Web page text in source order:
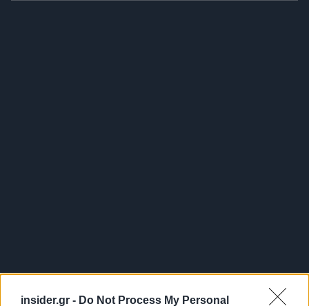
insider.gr - Do Not Process My Personal